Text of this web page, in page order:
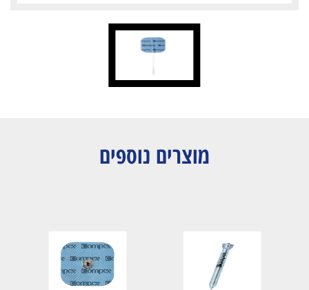
מוצרים נוספים